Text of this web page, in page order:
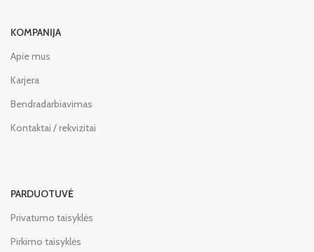
KOMPANIJA
Apie mus
Karjera
Bendradarbiavimas
Kontaktai / rekvizitai
PARDUOTUVĖ
Privatumo taisyklės
Pirkimo taisyklės